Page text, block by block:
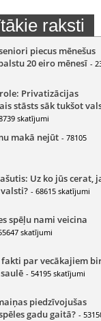
raksti
piecus mēnešus
20 eiro mēnesī -
Privatizācijas
stāsts sāk tukšot
skatījumi
makā nejūt - 78105
Uz ko jūs cerat,
- 68615 skatījumi
spēļu nami veicina
skatījumi
par vecākajiem
- 54195 skatījumi
piedzīvojušas
gadu gaitā? -